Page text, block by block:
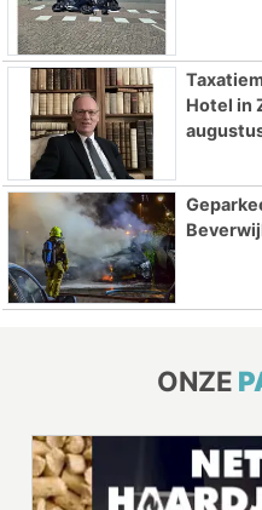
Hotel in
ONZE